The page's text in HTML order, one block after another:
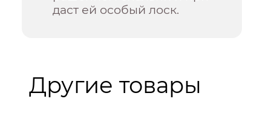
даст ей особый лоск.
Другие товары